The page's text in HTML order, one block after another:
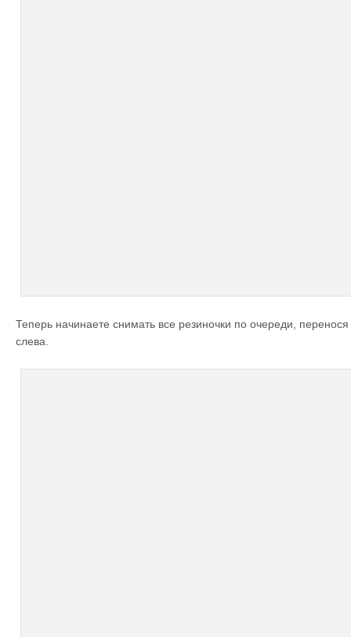
Теперь начинаете снимать все резиночки по очереди,
слева.